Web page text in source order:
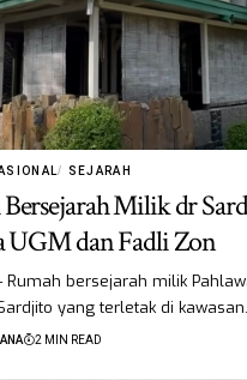
SEJARAH
Milik dr
UGM dan Fadli Zon
Rumah bersejarah milik
yang terletak di
2 MIN READ